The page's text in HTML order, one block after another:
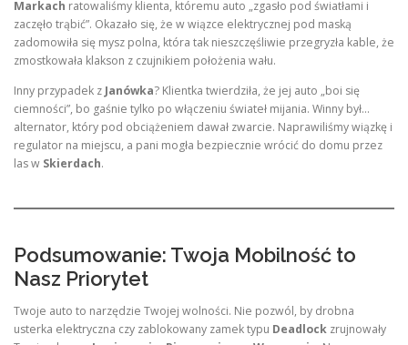
Markach ratowaliśmy klienta, któremu auto „zgasło pod światłami i
zaczęło trąbić”. Okazało się, że w wiązce elektrycznej pod maską
zadomowiła się mysz polna, która tak nieszczęśliwie przegryzła kable, że
zmostkowała klakson z czujnikiem położenia wału.
Inny przypadek z Janówka? Klientka twierdziła, że jej auto „boi się
ciemności”, bo gaśnie tylko po włączeniu świateł mijania. Winny był…
alternator, który pod obciążeniem dawał zwarcie. Naprawiliśmy wiązkę i
regulator na miejscu, a pani mogła bezpiecznie wrócić do domu przez
las w Skierdach.
Podsumowanie: Twoja Mobilność to
Nasz Priorytet
Twoje auto to narzędzie Twojej wolności. Nie pozwól, by drobna
usterka elektryczna czy zablokowany zamek typu Deadlock zrujnowały